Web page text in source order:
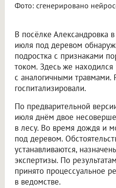
Фото: сгенерировано
В посёлке Александровка
июля под деревом
подростка с признаками
током. Здесь же
с аналогичными травмами.
госпитализировали.
По предварительной
июля днём двое
в лесу. Во время дождя и
под деревом.
устанавливаются,
экспертизы. По
принято процессуальное
в ведомстве.